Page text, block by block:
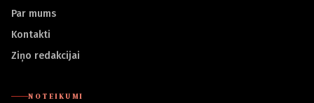
Par mums
Kontakti
Ziņo redakcijai
NOTEIKUMI